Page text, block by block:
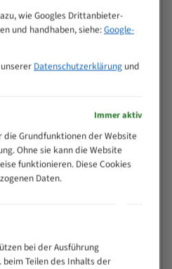
)
wie Googles Drittanbieter-
und handhaben, siehe:Google-
Datenschutzerklärungund
Immer aktiv
die Grundfunktionen der Website
Ohne sie kann die Website
funktionieren. Diese Cookies
Daten.
bei der Ausführung
Teilen des Inhalts der